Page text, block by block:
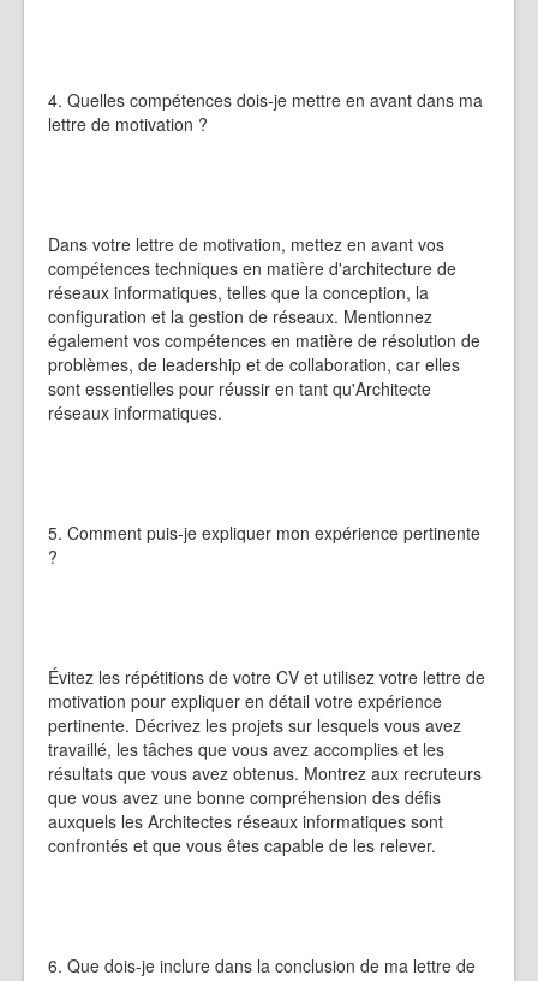
4. Quelles compétences dois-je mettre en avant dans ma
lettre de motivation ?
Dans votre lettre de motivation, mettez en avant vos
compétences techniques en matière d'architecture de
réseaux informatiques, telles que la conception, la
configuration et la gestion de réseaux. Mentionnez
également vos compétences en matière de résolution de
problèmes, de leadership et de collaboration, car elles
sont essentielles pour réussir en tant qu'Architecte
réseaux informatiques.
5. Comment puis-je expliquer mon expérience pertinente
?
Évitez les répétitions de votre CV et utilisez votre lettre de
motivation pour expliquer en détail votre expérience
pertinente. Décrivez les projets sur lesquels vous avez
travaillé, les tâches que vous avez accomplies et les
résultats que vous avez obtenus. Montrez aux recruteurs
que vous avez une bonne compréhension des défis
auxquels les Architectes réseaux informatiques sont
confrontés et que vous êtes capable de les relever.
6. Que dois-je inclure dans la conclusion de ma lettre de